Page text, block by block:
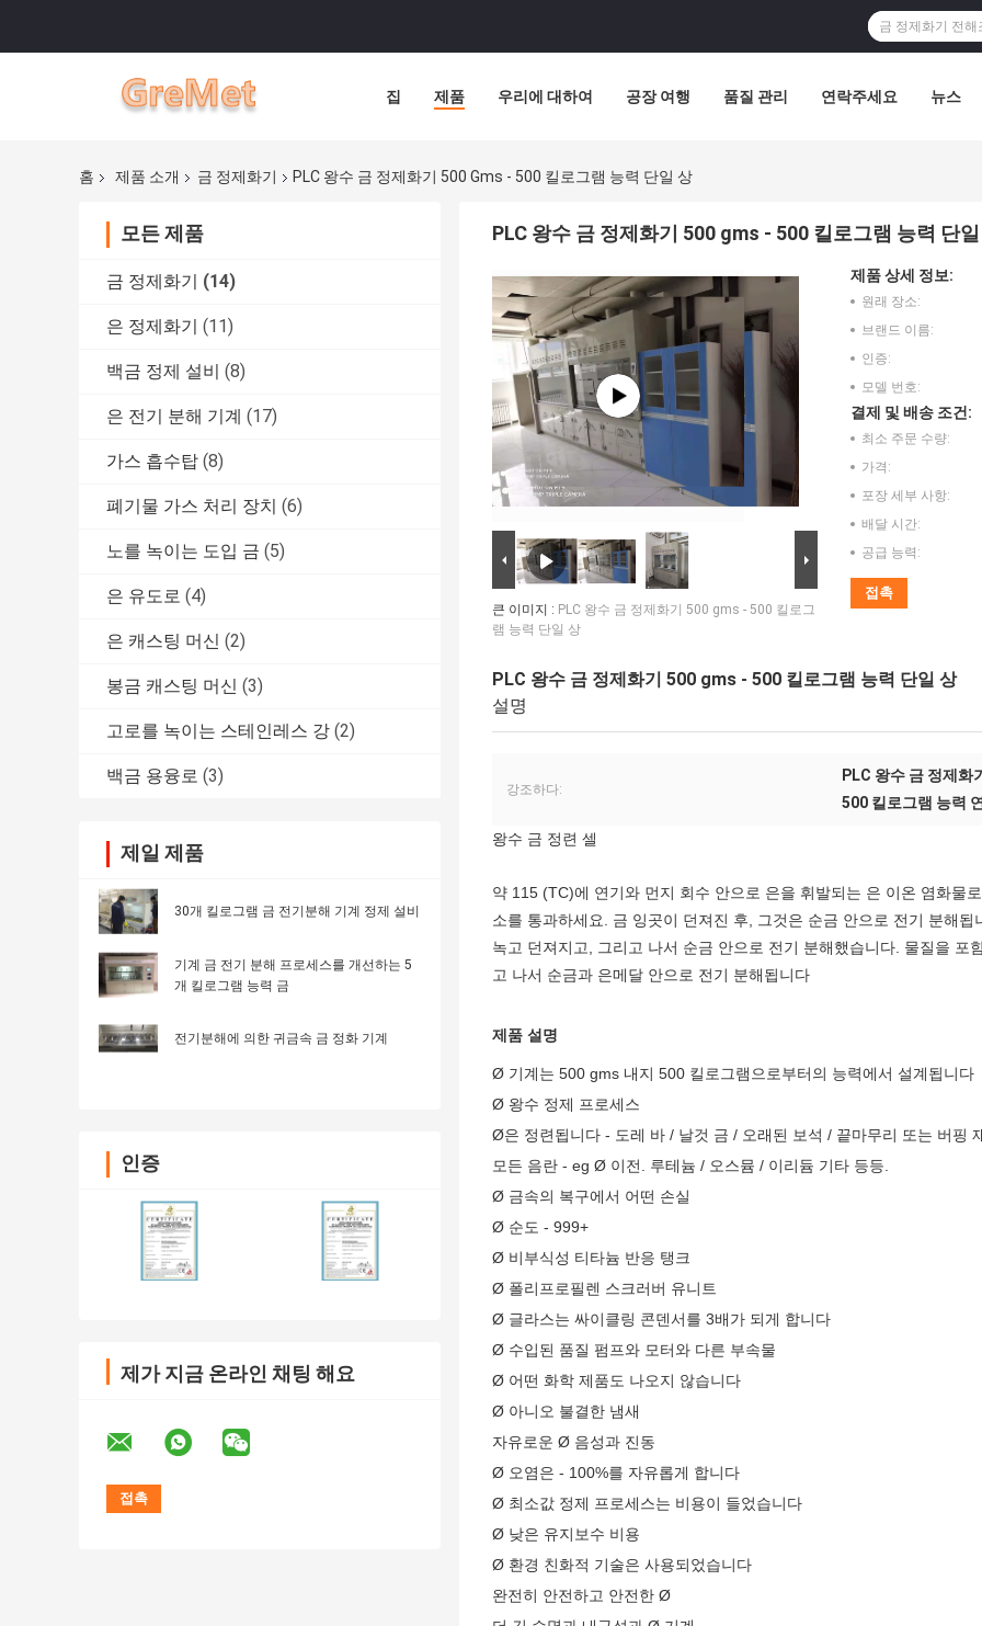
집 제품 우리에 대하여 공장 여행 품질 관리 연락주세요 뉴스
홈 제품 소개 금 정제화기 PLC 왕수 금 정제화기 500 Gms - 500 킬로그램 능력 단일 상
모든 제품
금 정제화기 (14)
은 정제화기 (11)
백금 정제 설비 (8)
은 전기 분해 기계 (17)
가스 흡수탑 (8)
폐기물 가스 처리 장치 (6)
노를 녹이는 도입 금 (5)
은 유도로 (4)
은 캐스팅 머신 (2)
봉금 캐스팅 머신 (3)
고로를 녹이는 스테인레스 강 (2)
백금 용융로 (3)
제일 제품
30개 킬로그램 금 전기분해 기계 정제 설비
기계 금 전기 분해 프로세스를 개선하는 5
개 킬로그램 능력 금
전기분해에 의한 귀금속 금 정화 기계
인증
제가 지금 온라인 채팅 해요
PLC 왕수 금 정제화기 500 gms - 500 킬로그램 능력 단
큰 이미지 : PLC 왕수 금 정제화기 500 gms - 500 킬로그
램 능력 단일 상
제품 상세 정보:
원래 장소:
브랜드 이름:
인증:
모델 번호:
결제 및 배송 조건:
최소 주문 수량:
가격:
포장 세부 사항:
배달 시간:
공급 능력:
접촉
PLC 왕수 금 정제화기 500 gms - 500 킬로그램 능력 단일 상
설명
강조하다:
PLC 왕수 금 정제화
500 킬로그램 능력
왕수 금 정련 셀
약 115 (TC)에 연기와 먼지 회수 안으로 은을 휘발되는 은 이온 염화물
소를 통과하세요. 금 잉곳이 던져진 후, 그것은 순금 안으로 전기 분해
녹고 던져지고, 그리고 나서 순금 안으로 전기 분해했습니다. 물질을
고 나서 순금과 은메달 안으로 전기 분해됩니다
제품 설명
Ø 기계는 500 gms 내지 500 킬로그램으로부터의 능력에서 설계됩니다
Ø 왕수 정제 프로세스
Ø은 정련됩니다 - 도레 바 / 날것 금 / 오래된 보석 / 끝마무리 또는 버핑
모든 음란 - eg Ø 이전. 루테늄 / 오스뮴 / 이리듐 기타 등등.
Ø 금속의 복구에서 어떤 손실
Ø 순도 - 999+
Ø 비부식성 티타늄 반응 탱크
Ø 폴리프로필렌 스크러버 유니트
Ø 글라스는 싸이클링 콘덴서를 3배가 되게 합니다
Ø 수입된 품질 펌프와 모터와 다른 부속물
Ø 어떤 화학 제품도 나오지 않습니다
Ø 아니오 불결한 냄새
자유로운 Ø 음성과 진동
Ø 오염은 - 100%를 자유롭게 합니다
Ø 최소값 정제 프로세스는 비용이 들었습니다
Ø 낮은 유지보수 비용
Ø 환경 친화적 기술은 사용되었습니다
완전히 안전하고 안전한 Ø